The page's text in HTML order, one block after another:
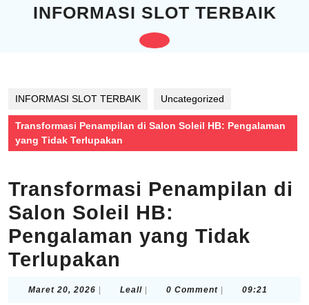
INFORMASI SLOT TERBAIK
Open
INFORMASI SLOT TERBAIK Uncategorized
Transformasi Penampilan di Salon Soleil HB: Pengalaman
yang Tidak Terlupakan
Transformasi Penampilan di
Salon Soleil HB:
Pengalaman yang Tidak
Terlupakan
Maret 20, 2026 MaretLeallLeall 0 Comment 09:21